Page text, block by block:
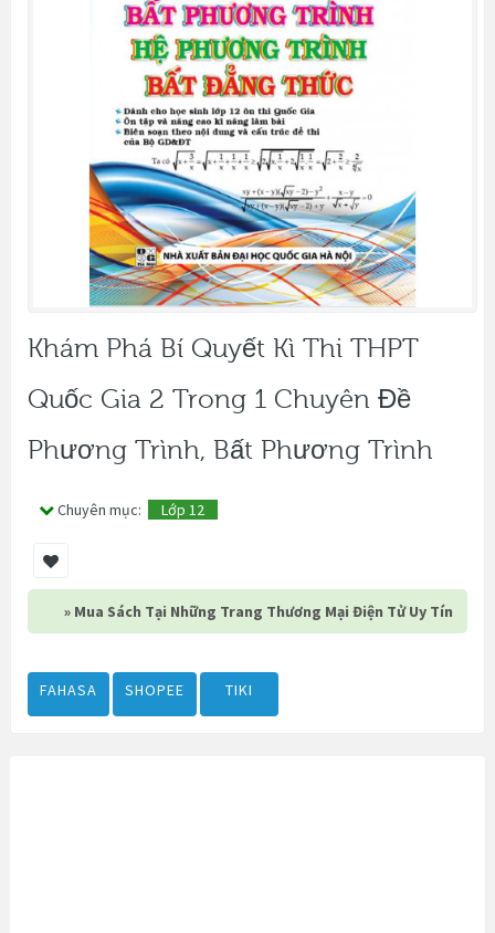
Khám Phá Bí Quyết Kì Thi THPT
Quốc Gia 2 Trong 1 Chuyên Đề
Phương Trình, Bất Phương Trình
Chuyên mục: Lớp 12
» Mua Sách Tại Những Trang Thương Mại Điện Tử Uy Tín
FAHASA SHOPEE TIKI